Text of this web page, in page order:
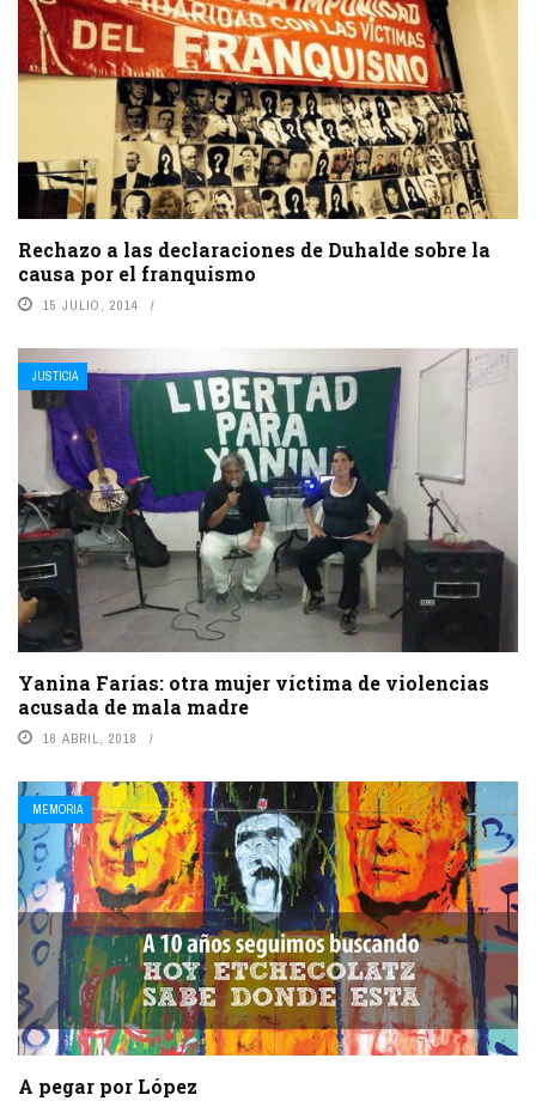
Rechazo a las declaraciones de Duhalde sobre la
causa por el franquismo
15 JULIO, 2014
JUSTICIA
Yanina Farías: otra mujer víctima de violencias
acusada de mala madre
16 ABRIL, 2018
MEMORIA
A pegar por López